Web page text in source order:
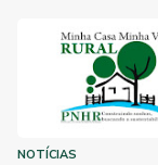
NOTÍCIAS